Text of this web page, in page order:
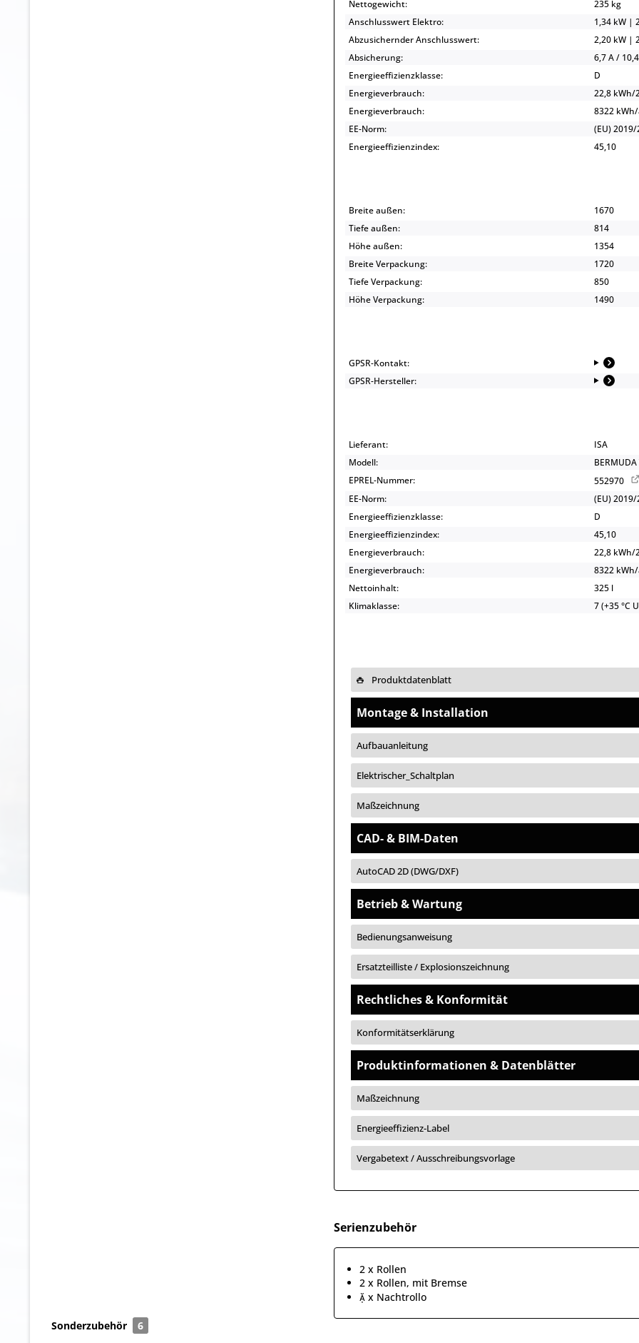
Nettogewicht:
235 kg
Anschlusswert Elektro:
1,34 kW |
Abzusichernder Anschlusswert:
2,20 kW |
Absicherung:
6,7 A /
Energieeffizienzklasse:
D
Energieverbrauch:
22,8 kWh/
Energieverbrauch:
8322
EE-Norm:
(EU)
Energieeffizienzindex:
45,10
Breite außen:
1670
Tiefe außen:
814
Höhe außen:
1354
Breite Verpackung:
1720
Tiefe Verpackung:
850
Höhe Verpackung:
1490
GPSR-Kontakt:
GPSR-Hersteller:
Lieferant:
ISA
Modell:
BERMUDA
EPREL-Nummer:
552970
EE-Norm:
(EU)
Energieeffizienzklasse:
D
Energieeffizienzindex:
45,10
Energieverbrauch:
22,8 kWh/
Energieverbrauch:
8322
Nettoinhalt:
325 l
Klimaklasse:
7 (+35 °C
Produktdatenblatt
Montage & Installation
Aufbauanleitung
Elektrischer_Schaltplan
Maßzeichnung
CAD- & BIM-Daten
AutoCAD 2D (DWG/DXF)
Betrieb & Wartung
Bedienungsanweisung
Ersatzteilliste / Explosionszeichnung
Rechtliches & Konformität
Konformitätserklärung
Produktinformationen & Datenblätter
Maßzeichnung
Energieeffizienz-Label
Vergabetext / Ausschreibungsvorlage
Serienzubehör
2 x Rollen
2 x Rollen, mit Bremse
 x Nachtrollo
Sonderzubehör 6